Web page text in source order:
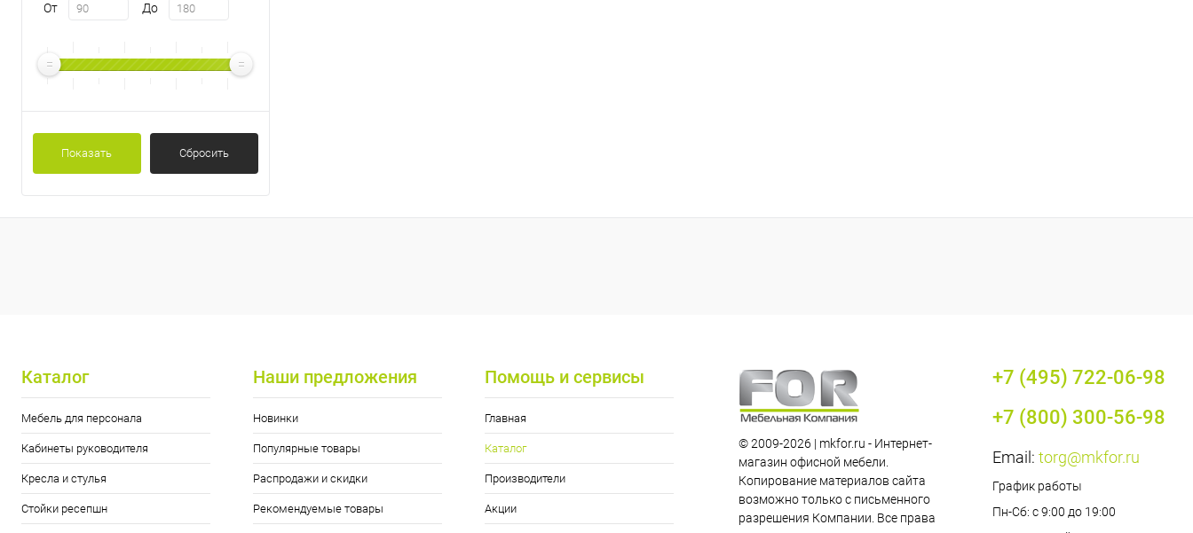
От До
Показать Сбросить
Каталог
Мебель для персонала
Кабинеты руководителя
Кресла и стулья
Стойки ресепшн
Наши предложения
Новинки
Популярные товары
Распродажи и скидки
Рекомендуемые товары
Помощь и сервисы
Главная
Каталог
Производители
Акции
© 2009-2026 | mkfor.ru - Интернет-
магазин офисной мебели.
Копирование материалов сайта
возможно только с письменного
разрешения Компании. Все права
+7 (495) 722-06-98
+7 (800) 300-56-98
Email: torg@mkfor.ru
График работы
Пн-Сб: с 9:00 до 19:00